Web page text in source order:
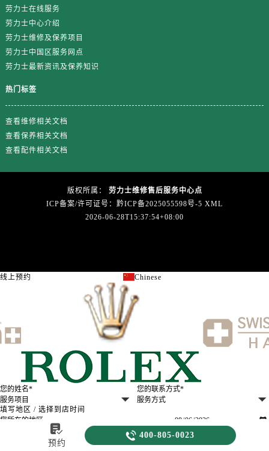
劳力士在线服务
劳力士中心介绍
劳力士维修及保养项目
劳力士中国区服务网点
劳力士最新资讯及保养知识
热门标签
查看维修相关文档
查看保养相关文档
查看配件相关文档
版权所属：
劳力士维修售后服务中心点
ICP备案/许可证号：黔ICP备2025055598号-5 XML
2026-06-28T15:37:54+08:00

预约
 400-805-0023
线上预约 Chinese
填写地区 / 选择到店时间
备注信息（非必填）：